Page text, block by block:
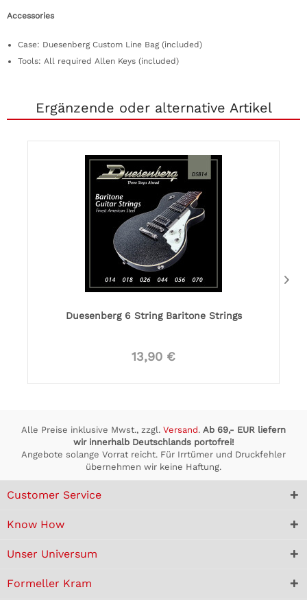
Accessories
Case: Duesenberg Custom Line Bag (included)
Tools: All required Allen Keys (included)
Ergänzende oder alternative Artikel
Duesenberg 6 String Baritone Strings
13,90 €
Alle Preise inklusive Mwst., zzgl. Versand. Ab 69,- EUR liefern
wir innerhalb Deutschlands portofrei!
Angebote solange Vorrat reicht. Für Irrtümer und Druckfehler
übernehmen wir keine Haftung.
Customer Service
Know How
Unser Universum
Formeller Kram